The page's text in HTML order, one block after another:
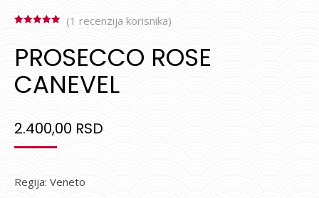
PROSECCO ROSE
CANEVEL
2.400,00 RSD
osnovu
ocene kupca
(1 recenzija korisnika)
Regija: Veneto